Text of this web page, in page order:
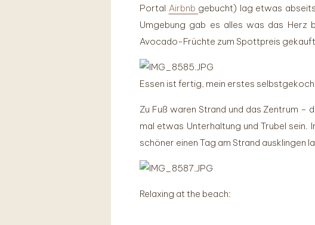
Portal Airbnb gebucht) lag etwas
Umgebung gab es alles was das Herz
Avocado-Früchte zum Spottpreis
Essen ist fertig, mein erstes
Zu Fuß waren Strand und das Zentrum
mal etwas Unterhaltung und Trubel sein.
schöner einen Tag am Strand ausklingen
Relaxing at the beach: